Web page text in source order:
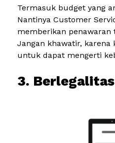
Termasuk budget yang
Nantinya Customer
memberikan penawaran
Jangan khawatir,
untuk dapat mengerti
3. Berlegalitas